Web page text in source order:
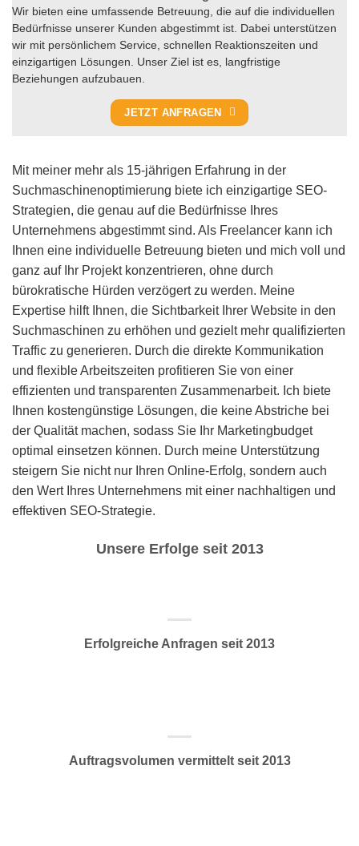
Wir bieten eine umfassende Betreuung, die auf die individuellen
Bedürfnisse unserer Kunden abgestimmt ist. Dabei unterstützen
wir mit persönlichem Service, schnellen Reaktionszeiten und
einzigartigen Lösungen. Unser Ziel ist es, langfristige
Beziehungen aufzubauen.
JETZT ANFRAGEN
Mit meiner mehr als 15-jährigen Erfahrung in der
Suchmaschinenoptimierung biete ich einzigartige SEO-
Strategien, die genau auf die Bedürfnisse Ihres
Unternehmens abgestimmt sind. Als Freelancer kann ich
Ihnen eine individuelle Betreuung bieten und mich voll und
ganz auf Ihr Projekt konzentrieren, ohne durch
bürokratische Hürden verzögert zu werden. Meine
Expertise hilft Ihnen, die Sichtbarkeit Ihrer Website in den
Suchmaschinen zu erhöhen und gezielt mehr qualifizierten
Traffic zu generieren. Durch die direkte Kommunikation
und flexible Arbeitszeiten profitieren Sie von einer
effizienten und transparenten Zusammenarbeit. Ich biete
Ihnen kostengünstige Lösungen, die keine Abstriche bei
der Qualität machen, sodass Sie Ihr Marketingbudget
optimal einsetzen können. Durch meine Unterstützung
steigern Sie nicht nur Ihren Online-Erfolg, sondern auch
den Wert Ihres Unternehmens mit einer nachhaltigen und
effektiven SEO-Strategie.
Unsere Erfolge seit 2013
Erfolgreiche Anfragen seit 2013
Auftragsvolumen vermittelt seit 2013